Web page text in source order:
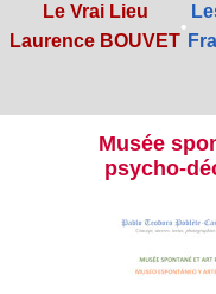
Le Vrai Lieu
Laurence BOUVET
•
Musée
psycho-